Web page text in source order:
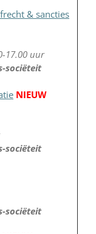
& sancties
17.00 uur
sociëteit
NIEUW
sociëteit
sociëteit